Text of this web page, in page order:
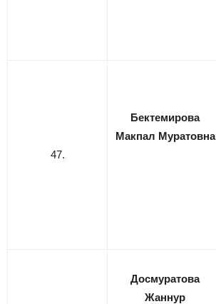
47.
Бектемирова
Макпал Муратовна
Досмуратова
Жаннур